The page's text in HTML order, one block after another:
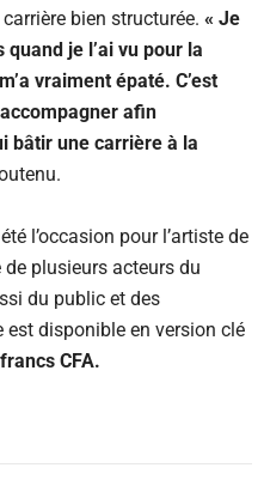
bien structurée. « Je
je l’ai vu pour la
vraiment épaté. C’est
afin
bâtir une carrière à la
l’occasion pour l’artiste de
de plusieurs acteurs du
du public et des
est disponible en version clé
CFA.